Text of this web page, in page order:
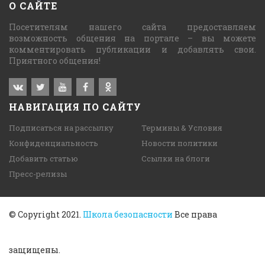
О САЙТЕ
Посетителям нашего сайта предоставляем
возможность общения на портале – вы можете
комментировать публикации и добавлять свои.
Приятного общения!
НАВИГАЦИЯ ПО САЙТУ
Подписаться на рассылку
Термины & Условия
Конфиденциальность
Новости политики
Добавить статью
Ссылки на блоги
Пресс-релизы
© Copyright 2021. Школа безопасности Все права
защищены.